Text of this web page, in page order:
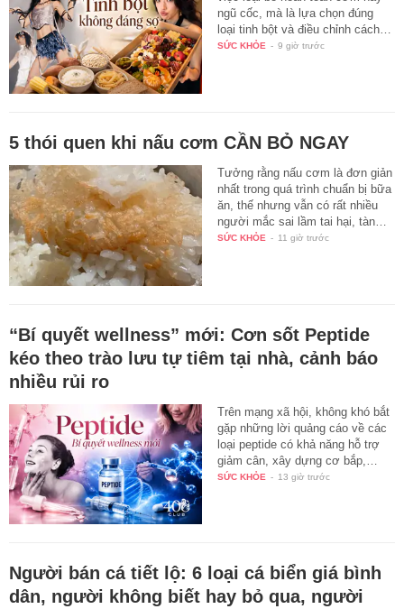
ngũ cốc, mà là lựa chọn đúng
loại tinh bột và điều chỉnh cách…
SỨC KHỎE - 9 giờ trước
5 thói quen khi nấu cơm CẦN BỎ NGAY
Tưởng rằng nấu cơm là đơn giản
nhất trong quá trình chuẩn bị bữa
ăn, thế nhưng vẫn có rất nhiều
người mắc sai lầm tai hại, tàn…
SỨC KHỎE - 11 giờ trước
“Bí quyết wellness” mới: Cơn sốt Peptide
kéo theo trào lưu tự tiêm tại nhà, cảnh báo
nhiều rủi ro
Trên mạng xã hội, không khó bắt
gặp những lời quảng cáo về các
loại peptide có khả năng hỗ trợ
giảm cân, xây dựng cơ bắp,…
SỨC KHỎE - 13 giờ trước
Người bán cá tiết lộ: 6 loại cá biển giá bình
dân, người không biết hay bỏ qua, người